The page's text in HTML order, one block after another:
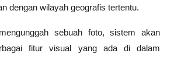
dengan wilayah geografis tertentu.
sebuah foto, sistem akan
fitur visual yang ada di dalam